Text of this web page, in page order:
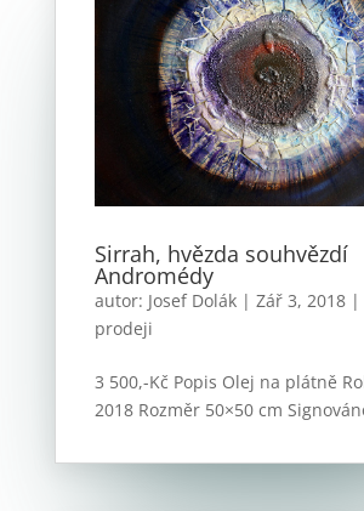
Sirrah, hvězda souhvězdí
Andromédy
autor: Josef Dolák| Zář 3, 2018|
prodeji
3 500,-Kč Popis Olej na plátně
2018 Rozměr 50×50 cm